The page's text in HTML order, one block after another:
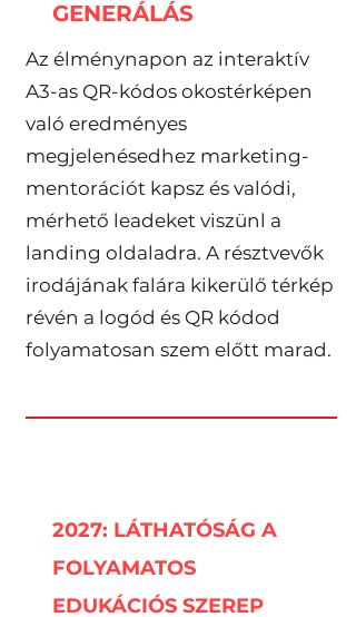
GENERÁLÁS
Az élménynapon az interaktív
A3-as QR-kódos okostérképen
való eredményes
megjelenésedhez marketing-
mentorációt kapsz és valódi,
mérhető leadeket viszünl a
landing oldaladra. A résztvevők
irodájának falára kikerülő térkép
révén a logód és QR kódod
folyamatosan szem előtt marad.
2027: LÁTHATÓSÁG A
FOLYAMATOS
EDUKÁCIÓS SZEREP